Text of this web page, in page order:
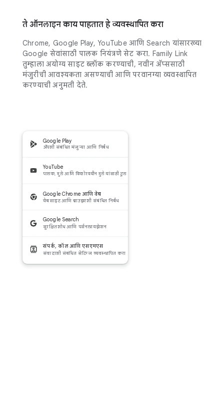
ते ऑनलाइन काय पाहतात हे व्यवस्थापित करा
Chrome, Google Play, YouTube आणि Search यांसारख्या
Google सेवांसाठी पालक नियंत्रणे सेट करा. Family Link
तुम्हाला अयोग्य साइट ब्लॉक करण्याची, नवीन ॲप्ससाठी
मंजुरीची आवश्यकता असण्याची आणि परवानग्या व्यवस्थापित
करण्याची अनुमती देते.
Google Play
ॲपशी संबंधित मंजुऱ्या आणि निर्बंध
YouTube
पालक, मुले आणि किशोरवयीन मुले यांसाठी टूल
Google Chrome आणि वेब
वेबसाइट आणि ब्राउझरशी संबंधित निर्बंध
Google Search
सुरक्षितशोध आणि पर्सनलायझेशन
संपर्क, कॉल आणि एसएमएस
संवादाशी संबंधित सेटिंग्ज व्यवस्थापित करा